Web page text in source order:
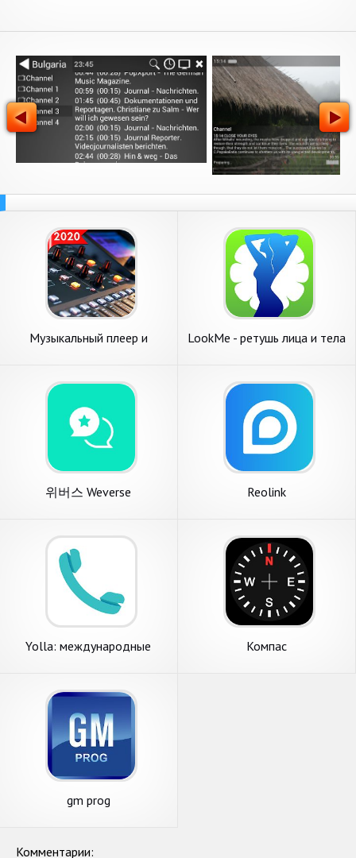
Музыкальный плеер и
LookMe - ретушь лица и тела
위버스 Weverse Reolink
Yolla: международные
Компас
gm prog
Комментарии: